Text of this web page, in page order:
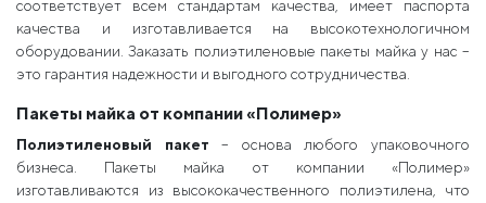
соответствует всем стандартам качества, имеет паспорта
качества и изготавливается на высокотехнологичном
оборудовании. Заказать полиэтиленовые пакеты майка у нас –
это гарантия надежности и выгодного сотрудничества.
Пакеты майка от компании «Полимер»
Полиэтиленовый пакет – основа любого упаковочного
бизнеса. Пакеты майка от компании «Полимер»
изготавливаются из высококачественного полиэтилена, что